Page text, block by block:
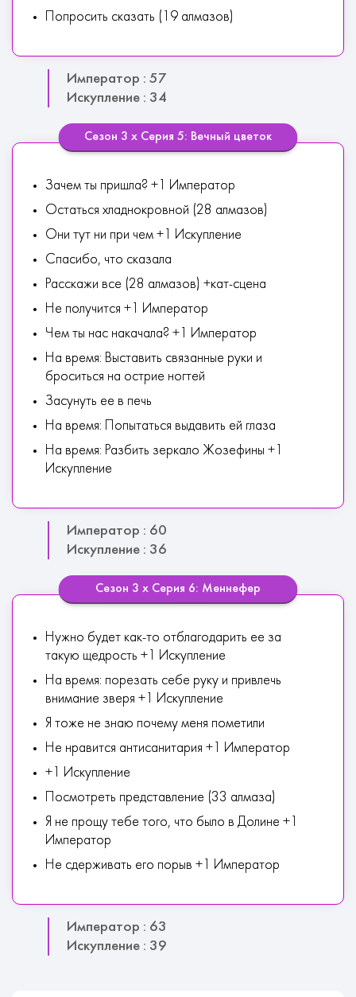
Попросить сказать (19 алмазов)
Император : 57
Искупление : 34
Сезон 3 х Серия 5: Вечный цветок
Зачем ты пришла? +1 Император
Остаться хладнокровной (28 алмазов)
Они тут ни при чем +1 Искупление
Спасибо, что сказала
Расскажи все (28 алмазов) +кат-сцена
Не получится +1 Император
Чем ты нас накачала? +1 Император
На время: Выставить связанные руки и
броситься на острие ногтей
Засунуть ее в печь
На время: Попытаться выдавить ей глаза
На время: Разбить зеркало Жозефины +1
Искупление
Император : 60
Искупление : 36
Сезон 3 х Серия 6: Меннефер
Нужно будет как-то отблагодарить ее за
такую щедрость +1 Искупление
На время: порезать себе руку и привлечь
внимание зверя +1 Искупление
Я тоже не знаю почему меня пометили
Не нравится антисанитария +1 Император
+1 Искупление
Посмотреть представление (33 алмаза)
Я не прощу тебе того, что было в Долине +1
Император
Не сдерживать его порыв +1 Император
Император : 63
Искупление : 39